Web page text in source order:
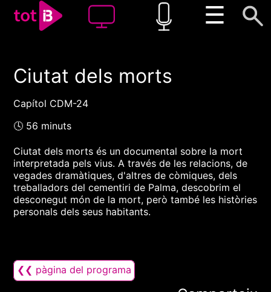
☰
00:00 00:00
1x
Ciutat dels morts
Capítol CDM-24
🕓 56 minuts
Ciutat dels morts és un documental sobre la mort
interpretada pels vius. A través de les relacions, de
vegades dramàtiques, d'altres de còmiques, dels
treballadors del cementiri de Palma, descobrim el
desconegut món de la mort, però també les històries
personals dels seus habitants.
❮❮ pàgina del programa